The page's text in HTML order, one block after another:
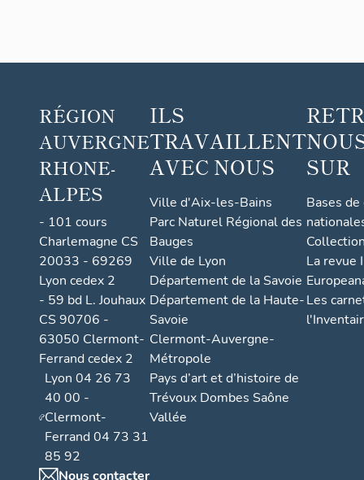
RÉGION
AUVERGNE
RHONE-
ALPES
- 101 cours
Charlemagne CS
20033 - 69269
Lyon cedex 2
- 59 bd L. Jouhaux
CS 90706 -
63050 Clermont-
Ferrand cedex 2
Lyon 04 26 73
40 00 -
Clermont-
Ferrand 04 73 31
85 92
Nous contacter
ILS
TRAVAILLENT
AVEC NOUS
Ville d'Aix-les-Bains
Parc Naturel Régional des
Bauges
Ville de Lyon
Département de la Savoie
Département de la Haute-
Savoie
Clermont-Auvergne-
Métropole
Pays d’art et d’histoire de
Trévoux Dombes Saône
Vallée
SUR
Bases
La revue
Les